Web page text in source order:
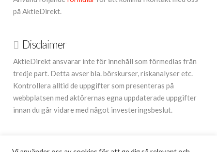
på AktieDirekt.
Disclaimer
AktieDirekt ansvarar inte för innehåll som förmedlas från
tredje part. Detta avser bla. börskurser, riskanalyser etc.
Kontrollera alltid de uppgifter som presenteras på
webbplatsen med aktörernas egna uppdaterade uppgifter
innan du går vidare med något investeringsbeslut.